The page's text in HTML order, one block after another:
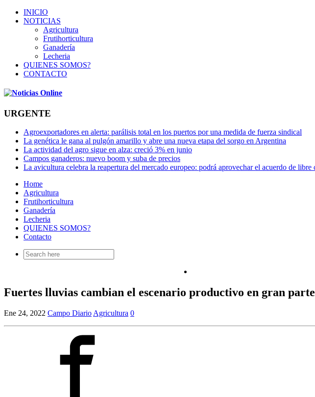
INICIO
NOTICIAS
Agricultura
Frutihorticultura
Ganadería
Lecheria
QUIENES SOMOS?
CONTACTO
URGENTE
Agroexportadores en alerta: parálisis total en los puertos por una medida de fuerza sindical
La genética le gana al pulgón amarillo y abre una nueva etapa del sorgo en Argentina
La actividad del agro sigue en alza: creció 3% en junio
Campos ganaderos: nuevo boom y suba de precios
La avicultura celebra la reapertura del mercado europeo: podrá aprovechar el acuerdo de libre
Home
Agricultura
Frutihorticultura
Ganadería
Lecheria
QUIENES SOMOS?
Contacto
Search
for:
Fuertes lluvias cambian el escenario productivo en gran
Ene 24, 2022 Campo Diario Agricultura 0